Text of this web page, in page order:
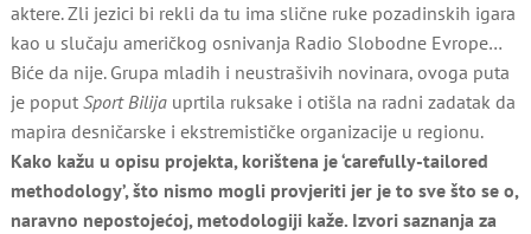
aktere. Zli jezici bi rekli da tu ima slične ruke pozadinskih igara
kao u slučaju američkog osnivanja Radio Slobodne Evrope…
Biće da nije. Grupa mladih i neustrašivih novinara, ovoga puta
je poput Sport Bilijauprtila ruksake i otišla na radni zadatak da
mapira desničarske i ekstremističke organizacije u regionu.
Kako kažu u opisu projekta, korištena je ‘carefully-tailored
methodology’, što nismo mogli provjeriti jer je to sve što se o,
naravno nepostojećoj, metodologiji kaže. Izvori saznanja za